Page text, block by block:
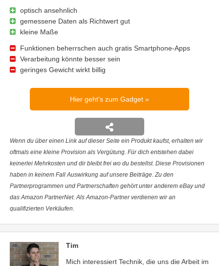
optisch ansehnlich
gemessene Daten als Richtwert gut
kleine Maße
Funktionen beherrschen auch gratis Smartphone-Apps
Verarbeitung könnte besser sein
geringes Gewicht wirkt billig
Hier geht's zum Gadget
Wenn du über einen Link auf dieser Seite ein Produkt kaufst, erhalten wir
oftmals eine kleine Provision als Vergütung. Für dich entstehen dabei
keinerlei Mehrkosten und dir bleibt frei wo du bestellst. Diese Provisionen
haben in keinem Fall Auswirkung auf unsere Beiträge. Zu den
Partnerprogrammen und Partnerschaften gehört unter anderem eBay und
das Amazon PartnerNet. Als Amazon-Partner verdienen wir an
qualifizierten Verkäufen.
Tim
Mich interessiert Technik, die uns die Arbeit im